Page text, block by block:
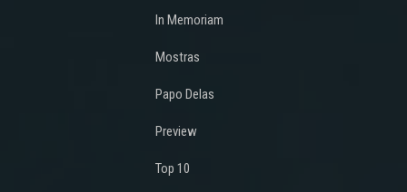
In Memoriam
Mostras
Papo Delas
Preview
Top 10